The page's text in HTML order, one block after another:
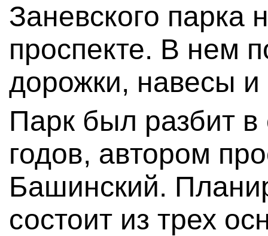
Заневского парка
проспекте. В нем
дорожки, навесы
Парк был разбит
годов, автором
Башинский.
состоит из трех